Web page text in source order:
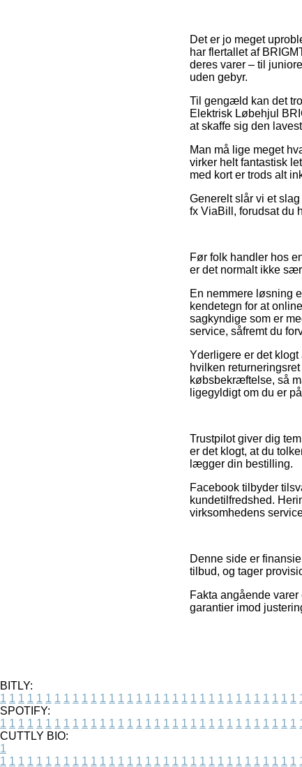
Det er jo meget
har flertallet af
deres varer – til
uden gebyr.
Til gengæld kan det
Elektrisk Løbehjul
at skaffe sig den
Man må lige meget
virker helt fantastisk
med kort er trods alt
Generelt slår vi et
fx ViaBill, forudsat du
Før folk handler hos
er det normalt ikke
En nemmere løsning
kendetegn for at
sagkyndige som er
service, såfremt du
Yderligere er det
hvilken
købsbekræftelse, så
ligegyldigt om du er
Trustpilot giver dig
er det klogt, at du
lægger din bestilling.
Facebook tilbyder
kundetilfredshed.
virksomhedens
Denne side er
tilbud, og tager
Fakta angående
garantier imod
BITLY:
1 1 1 1 1 1 1 1 1 1 1 1 1 1 1 1 1 1 1 1 1 1 1 1 1 1 1 1 1 1 1 1 1
SPOTIFY:
1 1 1 1 1 1 1 1 1 1 1 1 1 1 1 1 1 1 1 1 1 1 1 1 1 1 1 1 1 1 1 1 1
CUTTLY BIO:
1
1 1 1 1 1 1 1 1 1 1 1 1 1 1 1 1 1 1 1 1 1 1 1 1 1 1 1 1 1 1 1 1 1